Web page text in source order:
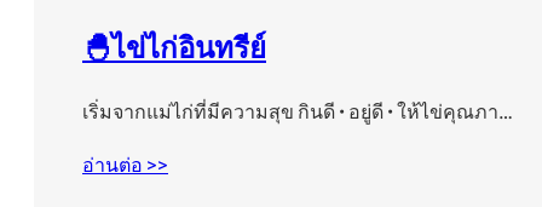
🐣ไข่ไก่อินทรีย์
เริ่มจากแม่ไก่ที่มีความสุข กินดี • อยู่ดี • ให้ไข่คุณภา…
อ่านต่อ >>